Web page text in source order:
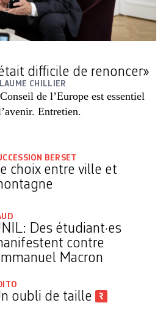
difficile de renoncer»
CHILLIER
de l’Europe est essentiel
Entretien.
BERSET
choix entre ville et
Des étudiant·es
contre
Macron
oubli de taille